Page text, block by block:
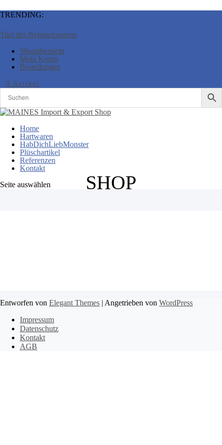
TRENDING:
Titel des Beispielpostens
Shopübersicht
Mein Konto
Bestellungen
0 Artikel
Home
Hartwaren
HabDichLiebMonster
Plüschartikel
Referenzen
Kontakt
Seite auswählen
SHOP
Entworfen von Elegant Themes | Angetrieben von WordPress
Impressum
Datenschutz
Kontakt
AGB